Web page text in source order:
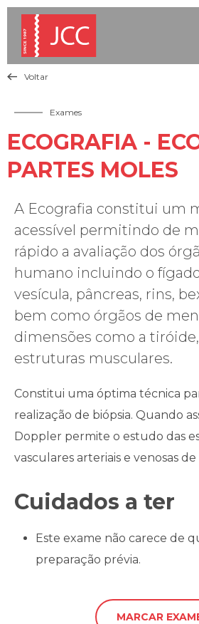
 Voltar
Exames
ECOGRAFIA -
PARTES MOLES
A Ecografia constitui um
acessível permitindo de
rápido a avaliação dos
humano incluindo o
vesícula, pâncreas, rins,
bem como órgãos de
dimensões como a
estruturas musculares.
Constitui uma óptima técnica
realização de biópsia. Quando
Doppler permite o estudo das
vasculares arteriais e venosas
Cuidados a ter
Este exame não carece de
preparação prévia.
MARCAR